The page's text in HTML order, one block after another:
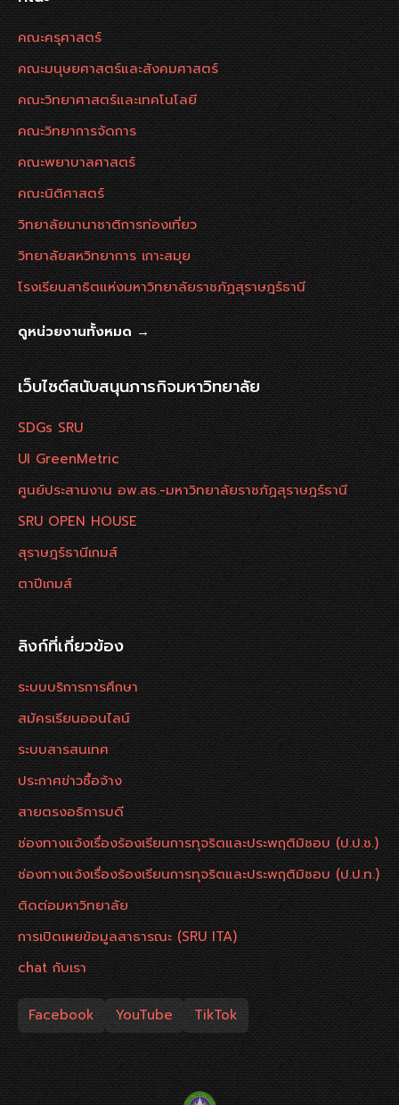
คณะครุศาสตร์
คณะมนุษยศาสตร์และสังคมศาสตร์
คณะวิทยาศาสตร์และเทคโนโลยี
คณะวิทยาการจัดการ
คณะพยาบาลศาสตร์
คณะนิติศาสตร์
วิทยาลัยนานาชาติการท่องเที่ยว
วิทยาลัยสหวิทยาการ เกาะสมุย
โรงเรียนสาธิตแห่งมหาวิทยาลัยราชภัฏสุราษฎร์ธานี
ดูหน่วยงานทั้งหมด →
เว็บไซต์สนับสนุนภารกิจมหาวิทยาลัย
SDGs SRU
UI GreenMetric
ศูนย์ประสานงาน อพ.สธ.-มหาวิทยาลัยราชภัฏสุราษฎร์ธานี
SRU OPEN HOUSE
สุราษฎร์ธานีเกมส์
ตาปีเกมส์
ลิงก์ที่เกี่ยวข้อง
ระบบบริการการศึกษา
สมัครเรียนออนไลน์
ระบบสารสนเทศ
ประกาศข่าวซื้อจ้าง
สายตรงอธิการบดี
ช่องทางแจ้งเรื่องร้องเรียนการทุจริตและประพฤติมิชอบ (ป.ป.ช.)
ช่องทางแจ้งเรื่องร้องเรียนการทุจริตและประพฤติมิชอบ (ป.ป.ท.)
ติดต่อมหาวิทยาลัย
การเปิดเผยข้อมูลสาธารณะ (SRU ITA)
chat กับเรา
Facebook YouTube TikTok